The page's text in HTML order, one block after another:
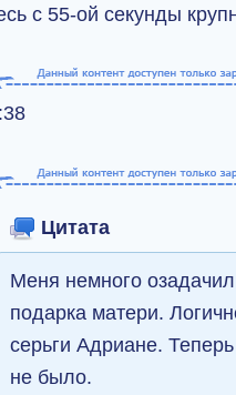
с 55-ой секунды
Цитата
Меня немного
подарка матери.
серьги Адриане.
не было.